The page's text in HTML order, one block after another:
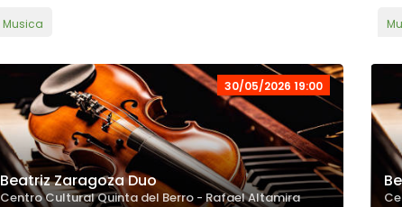
Musica
30/05/2026 19:00
Beatriz Zaragoza Duo
Centro Cultural Quinta del Berro - Rafael Altamira